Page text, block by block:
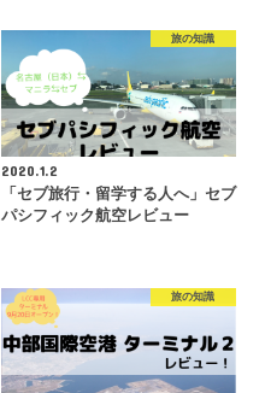
旅の知識
2020.1.2
「セブ旅行・留学する人へ」セブ
パシフィック航空レビュー
旅の知識